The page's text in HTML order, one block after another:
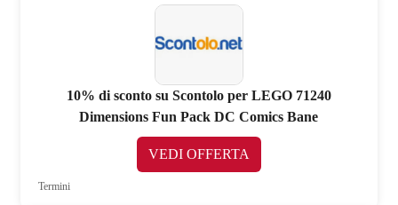
10% di sconto su Scontolo per LEGO 71240
Dimensions Fun Pack DC Comics Bane
VEDI OFFERTA
Termini